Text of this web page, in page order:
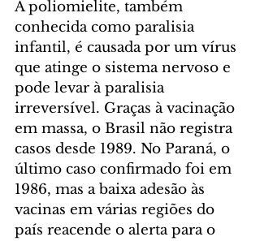
A poliomielite, também
conhecida como paralisia
infantil, é causada por um vírus
que atinge o sistema nervoso e
pode levar à paralisia
irreversível. Graças à vacinação
em massa, o Brasil não registra
casos desde 1989. No Paraná, o
último caso confirmado foi em
1986, mas a baixa adesão às
vacinas em várias regiões do
país reacende o alerta para o